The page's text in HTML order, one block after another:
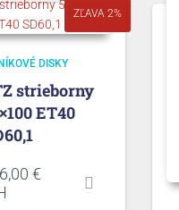
ZĽAVA 2%
DISKY
strieborny
ET40
€Aktuálna